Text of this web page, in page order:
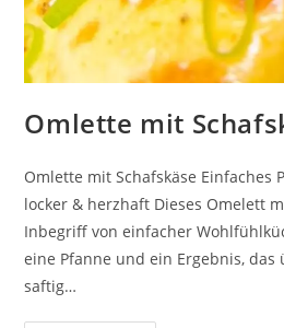
Omlette mit
Omlette mit Schafskäse Einfaches
locker & herzhaft Dieses Omelett
Inbegriff von einfacher
eine Pfanne und ein Ergebnis, das
saftig…